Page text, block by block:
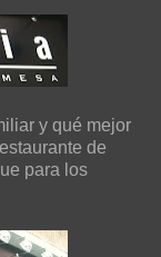
y qué mejor
de
para los